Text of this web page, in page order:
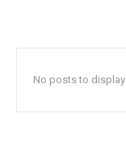
No posts to display